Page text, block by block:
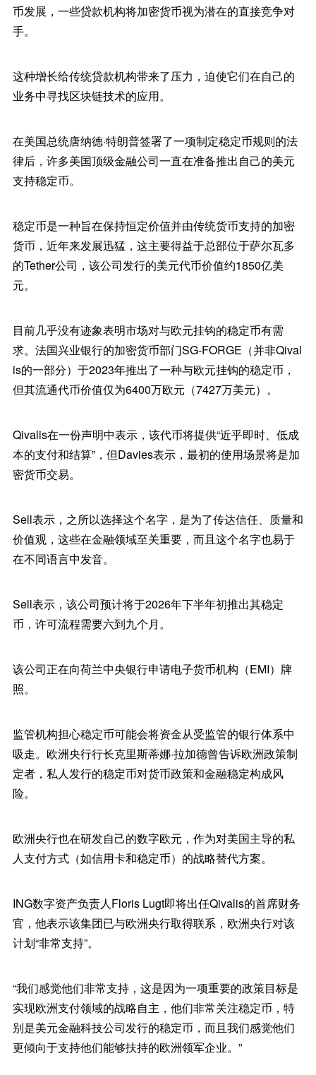
币发展，一些贷款机构将加密货币视为潜在的直接竞争对
手。
这种增长给传统贷款机构带来了压力，迫使它们在自己的
业务中寻找区块链技术的应用。
在美国总统唐纳德·特朗普签署了一项制定稳定币规则的法
律后，许多美国顶级金融公司一直在准备推出自己的美元
支持稳定币。
稳定币是一种旨在保持恒定价值并由传统货币支持的加密
货币，近年来发展迅猛，这主要得益于总部位于萨尔瓦多
的Tether公司，该公司发行的美元代币价值约1850亿美
元。
目前几乎没有迹象表明市场对与欧元挂钩的稳定币有需
求。法国兴业银行的加密货币部门SG-FORGE（并非Qival
is的一部分）于2023年推出了一种与欧元挂钩的稳定币，
但其流通代币价值仅为6400万欧元（7427万美元）。
Qivalis在一份声明中表示，该代币将提供“近乎即时、低成
本的支付和结算”，但Davies表示，最初的使用场景将是加
密货币交易。
Sell表示，之所以选择这个名字，是为了传达信任、质量和
价值观，这些在金融领域至关重要，而且这个名字也易于
在不同语言中发音。
Sell表示，该公司预计将于2026年下半年初推出其稳定
币，许可流程需要六到九个月。
该公司正在向荷兰中央银行申请电子货币机构（EMI）牌
照。
监管机构担心稳定币可能会将资金从受监管的银行体系中
吸走。欧洲央行行长克里斯蒂娜·拉加德曾告诉欧洲政策制
定者，私人发行的稳定币对货币政策和金融稳定构成风
险。
欧洲央行也在研发自己的数字欧元，作为对美国主导的私
人支付方式（如信用卡和稳定币）的战略替代方案。
ING数字资产负责人Floris Lugt即将出任Qivalis的首席财务
官，他表示该集团已与欧洲央行取得联系，欧洲央行对该
计划“非常支持”。
“我们感觉他们非常支持，这是因为一项重要的政策目标是
实现欧洲支付领域的战略自主，他们非常关注稳定币，特
别是美元金融科技公司发行的稳定币，而且我们感觉他们
更倾向于支持他们能够扶持的欧洲领军企业。”